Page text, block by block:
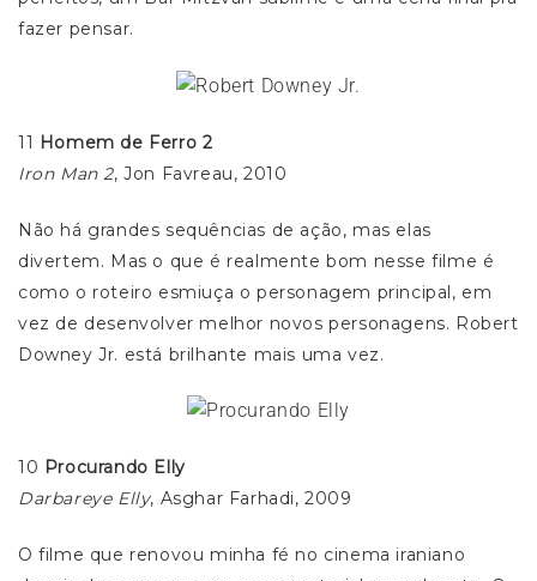
fazer pensar.
11 Homem de Ferro 2
Iron Man 2, Jon Favreau, 2010
Não há grandes sequências de ação, mas elas
divertem. Mas o que é realmente bom nesse filme é
como o roteiro esmiuça o personagem principal, em
vez de desenvolver melhor novos personagens. Robert
Downey Jr. está brilhante mais uma vez.
10 Procurando Elly
Darbareye Elly, Asghar Farhadi, 2009
O filme que renovou minha fé no cinema iraniano